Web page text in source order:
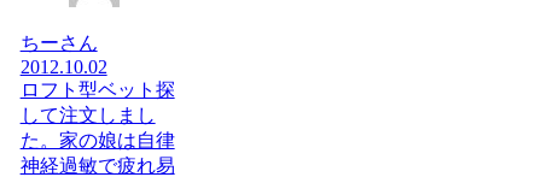
ちーさん
2012.10.02
ロフト型ベット探
して注文しまし
た。家の娘は自律
神経過敏で疲れ易